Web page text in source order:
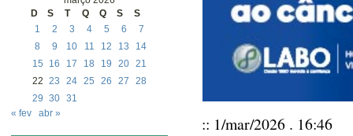
D
S T Q Q S
S
1
2 3 4 5 6
7
8
9 10 11 12 13
14
15
16 17 18 19 20 21
22 23 24 25 26 27
28
29 30 31
« fev
abr » :: 1/mar/2026 . 16:46